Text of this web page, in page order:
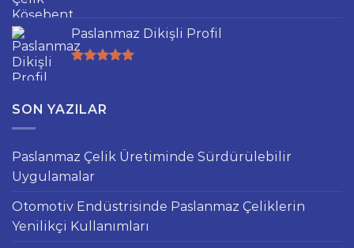
Paslanmaz Dikişli Profil
SON YAZILAR
Paslanmaz Çelik Üretiminde Sürdürülebilir
Uygulamalar
Otomotiv Endüstrisinde Paslanmaz Çeliklerin
Yenilikçi Kullanımları